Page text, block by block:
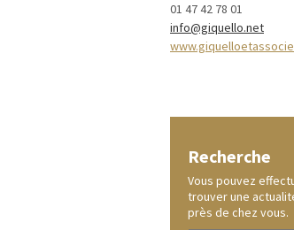
01 47 42 78 01
info@giquello.net
Recherche
Vous pouvez
trouver une
près de chez vous.